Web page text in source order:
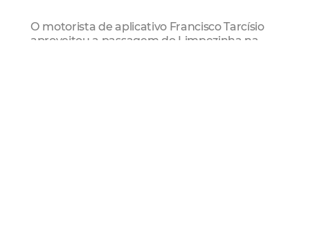
O motorista de aplicativo Francisco Tarcísio
aproveitou a passagem do Limpezinha na